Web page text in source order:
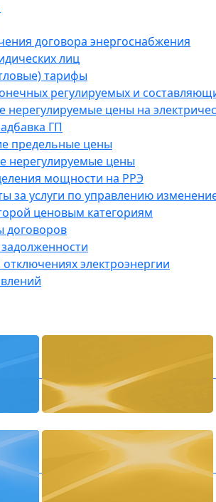
договора энергоснабжения
лиц
тарифы
регулируемых и
нерегулируемые цены на
ГП
предельные цены
нерегулируемые цены
мощности на РРЭ
за услуги по управлению
ценовым категориям
договоров
электроэнергии